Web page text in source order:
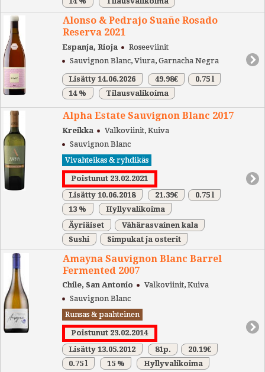
Alonso & Pedrajo Suañe Rosado
Reserva 2021
Espanja, Rioja
Roseeviinit
Sauvignon Blanc, Viura, Garnacha Negra
Lisätty 14.06.2026 49.98€
0.75 l
14 %
Tilausvalikoima
Alpha Estate Sauvignon Blanc 2017
Kreikka
Valkoviinit, Kuiva
Sauvignon Blanc
Vivahteikas & ryhdikäs
Poistunut 23.02.2021
Lisätty 10.06.2018
21.39€
0.75 l
13 %
Hyllyvalikoima
Äyriäiset
Vähärasvainen kala
Sushi
Simpukat ja osterit
Amayna Sauvignon Blanc Barrel
Fermented 2007
Chile, San Antonio
Valkoviinit, Kuiva
Sauvignon Blanc
Runsas & paahteinen
Poistunut 23.02.2014
Lisätty 13.05.2012
81p.
20.19€
0.75 l
15 %
Hyllyvalikoima